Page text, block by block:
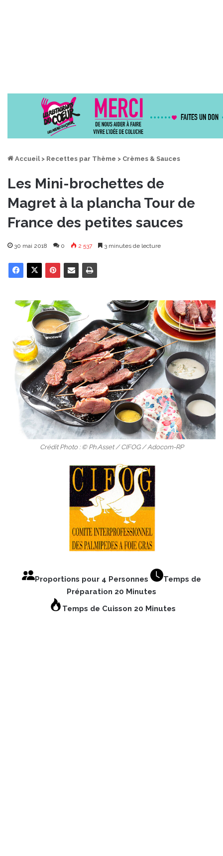
Accueil > Recettes par Thème > Crèmes & Sauces
Les Mini-brochettes de
Magret à la plancha Tour de
France des petites sauces
30 mai 2018 0 2 537 3 minutes de lecture
Crédit Photo : © Ph.Asset / CIFOG / Adocom-RP
Proportions pour 4 Personnes
Temps de
Préparation 20 Minutes
Temps de Cuisson 20 Minutes